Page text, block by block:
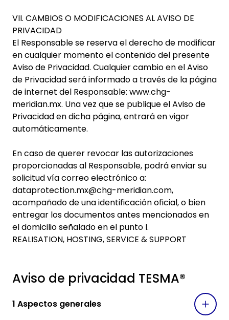
VII. CAMBIOS O MODIFICACIONES AL AVISO DE
PRIVACIDAD
El Responsable se reserva el derecho de modificar
en cualquier momento el contenido del presente
Aviso de Privacidad. Cualquier cambio en el Aviso
de Privacidad será informado a través de la página
de internet del Responsable: www.chg-
meridian.mx. Una vez que se publique el Aviso de
Privacidad en dicha página, entrará en vigor
automáticamente.
En caso de querer revocar las autorizaciones
proporcionadas al Responsable, podrá enviar su
solicitud vía correo electrónico a:
dataprotection.mx@chg-meridian.com,
acompañado de una identificación oficial, o bien
entregar los documentos antes mencionados en
el domicilio señalado en el punto I.
REALISATION, HOSTING, SERVICE & SUPPORT
Aviso de privacidad TESMA®
1 Aspectos generales